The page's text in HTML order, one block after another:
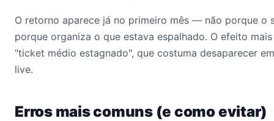
O retorno aparece já no primeiro mês — não porque o
porque organiza o que estava espalhado. O efeito
"ticket médio estagnado", que costuma desaparecer
live.
Erros mais comuns (e como evitar)